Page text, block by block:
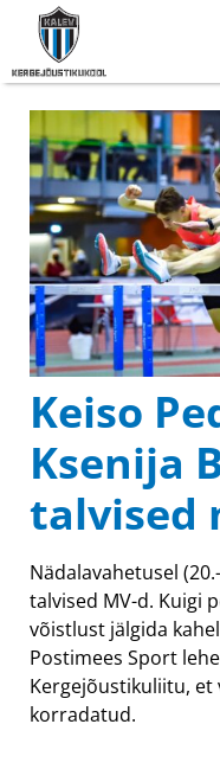
Keiso
Ksenija
talvised
Nädalavahetusel
talvised MV-d. Kuigi
võistlust jälgida
Postimees Sport
Kergejõustikuliitu, et
korradatud.